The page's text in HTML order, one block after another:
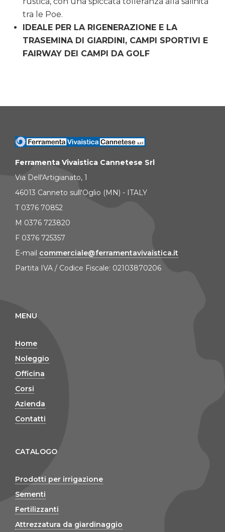
tra le Poe.
IDEALE PER LA RIGENERAZIONE E LA
TRASEMINA DI GIARDINI, CAMPI SPORTIVI E
FAIRWAY DEI CAMPI DA GOLF
Ferramenta Vivaistica Cannetese Srl
Via Dell'Artigianato, 1
46013 Canneto sull'Oglio (MN) - ITALY
T 0376 70852
M 0376 723820
F 0376 725357
E-mail commerciale@ferramentavivaistica.it
Partita IVA / Codice Fiscale: 02103870206
MENU
Home
Noleggio
Officina
Corsi
Azienda
Contatti
CATALOGO
Prodotti per irrigazione
Sementi
Fertilizzanti
Attrezzatura da giardinaggio